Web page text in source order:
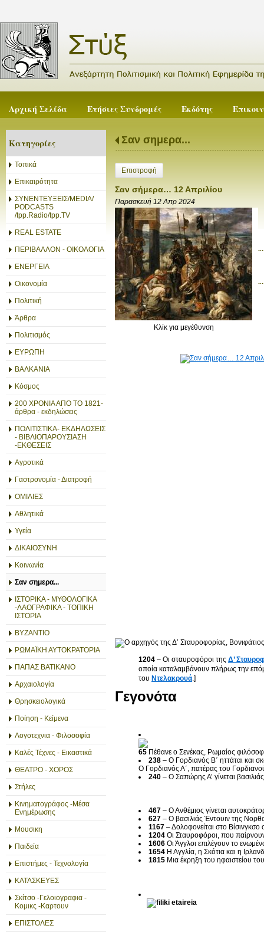
Αρχική Σελίδα Ετήσιες Συνδρομές Εκδότης
Κατηγορίες
Τοπικά
Επικαιρότητα
ΣΥΝΕΝΤΕΥΞΕΙΣ/MEDIA/
PODCASTS
/tpp.Radio/tpp.TV
REAL ESTATE
ΠΕΡΙΒΑΛΛΟΝ - ΟΙΚΟΛΟΓΙΑ
ΕΝΕΡΓΕΙΑ
Οικονομία
Πολιτική
Άρθρα
Πολιτισμός
ΕΥΡΩΠΗ
ΒΑΛΚΑΝΙΑ
Κόσμος
200 ΧΡΟΝΙΑ ΑΠΟ ΤΟ 1821-
άρθρα - εκδηλώσεις
ΠΟΛΙΤΙΣΤΙΚΑ- ΕΚΔΗΛΩΣΕΙΣ
- ΒΙΒΛΙΟΠΑΡΟΥΣΙΑΣΗ
-ΕΚΘΕΣΕΙΣ
Αγροτικά
Γαστρονομία - Διατροφή
ΟΜΙΛΙΕΣ
Αθλητικά
Υγεία
ΔΙΚΑΙΟΣΥΝΗ
Κοινωνία
Σαν σημερα...
ΙΣΤΟΡΙΚΑ - ΜΥΘΟΛΟΓΙΚΑ
-ΛΑΟΓΡΑΦΙΚΑ - ΤΟΠΙΚΗ
ΙΣΤΟΡΙΑ
ΒΥΖΑΝΤΙΟ
ΡΩΜΑΪΚΗ ΑΥΤΟΚΡΑΤΟΡΙΑ
ΠΑΠΑΣ ΒΑΤΙΚΑΝΟ
Αρχαιολογία
Θρησκειολογικά
Ποίηση - Κείμενα
Λογοτεχνια - Φιλοσοφία
Καλές Τέχνες - Εικαστικά
ΘΕΑΤΡΟ - ΧΟΡΟΣ
Στήλες
Κινηματογράφος -Μέσα
Ενημέρωσης
Μουσικη
Παιδεία
Επιστήμες - Τεχνολογία
ΚΑΤΑΣΚΕΥΕΣ
Σκίτσο -Γελοιογραφια -
Κομικς -Καρτουν
ΕΠΙΣΤΟΛΕΣ
Σαν σημερα...
Επιστροφή
Σαν σήμερα… 12 Απριλίου
Παρασκευή 12 Απρ 2024
Κλίκ για μεγέθυνση
1204 – Οι σταυροφόροι της Δ’
οποία καταλαμβάνουν πλήρως την
του Ντελακρουά.]
Γεγονότα
65 Πέθανε ο Σενέκας, Ρωμαίος
238 – Ο Γορδιανός Β΄ ηττάται και
Ο Γορδιανός Α΄, πατέρας του
240 – Ο Σαπώρης Α’ γίνεται
467 – Ο Ανθέμιος γίνεται
627 – Ο βασιλιάς Έντουιν της
1167 – Δολοφονείται στο Βίσινγκσο
1204 Οι Σταυροφόροι, που
1606 Οι Άγγλοι επιλέγουν το
1654 Η Αγγλία, η Σκότια και η
1815 Μια έκρηξη του ηφαιστείου